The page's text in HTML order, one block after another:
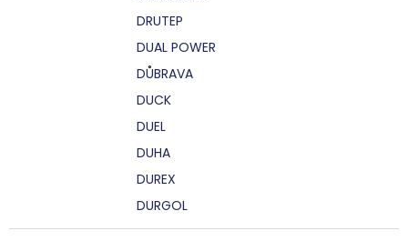
DRUTEP
DUAL POWER
DŮBRAVA
DUCK
DUEL
DUHA
DUREX
DURGOL